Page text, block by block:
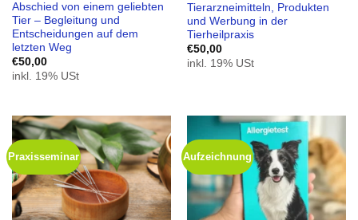
Abschied von einem geliebten
Tier – Begleitung und
Entscheidungen auf dem
letzten Weg
€50,00
inkl. 19% USt
Tierarzneimitteln, Produkten
und Werbung in der
Tierheilpraxis
€50,00
inkl. 19% USt
Praxisseminar Aufzeichnung